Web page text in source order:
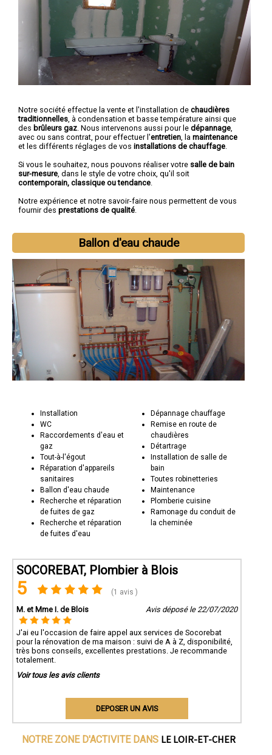
Notre société effectue la vente et l'installation de chaudières
traditionnelles , à condensation et basse température ainsi que
des brûleurs gaz . Nous intervenons aussi pour le dépannage
avec ou sans contrat, pour effectuer l'entretien , la maintenance
et les différents réglages de vos installations de chauffage
Si vous le souhaitez, nous pouvons réaliser votre salle de bain
sur-mesure , dans le style de votre choix, qu'il soit
contemporain, classique ou tendance
Notre expérience et notre savoir-faire nous permettent de vous
fournir des prestations de qualité
Ballon d'eau chaude
Installation
WC
Raccordements d'eau et
gaz
Tout-à-l'égout
Réparation d'appareils
sanitaires
Ballon d'eau chaude
Recherche et réparation
de fuites de gaz
Recherche et réparation
de fuites d'eau
Dépannage chauffage
Remise en route de
chaudières
Détartrage
Installation de salle de
bain
Toutes robinetteries
Maintenance
Plomberie cuisine
Ramonage du conduit de
la cheminée
SOCOREBAT, Plombier à Blois
5 (1 avis )
M. et Mme I. de Blois Avis déposé le 22/07/2020
J'ai eu l'occasion de faire appel aux services de Socorebat
pour la rénovation de ma maison : suivi de A à Z, disponibilité,
très bons conseils, excellentes prestations. Je recommande
totalement.
Voir tous les avis clients
DEPOSER UN AVIS
NOTRE ZONE D'ACTIVITE DANS LE LOIR-ET-CHER